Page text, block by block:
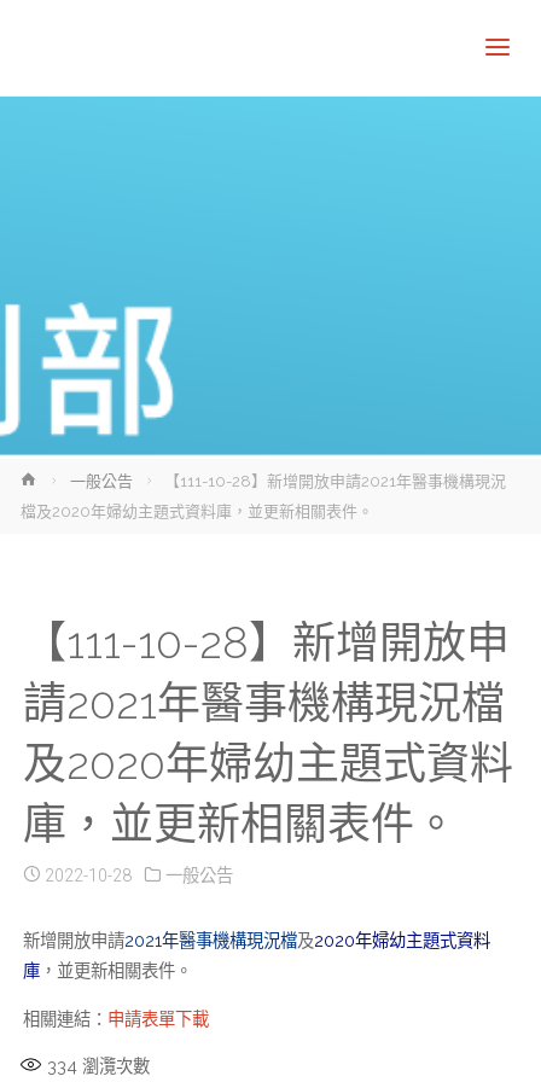
Home一般公告
【111-10-28】新增開放申請2021年醫事機構現況
檔及2020年婦幼主題式資料庫，並更新相關表件。
【111-10-28】新增開放申
請2021年醫事機構現況檔
及2020年婦幼主題式資料
庫，並更新相關表件。
2022-10-28 一般公告
新增開放申請2021年醫事機構現況檔及2020年婦幼主題式資料
庫，並更新相關表件。
相關連結： 申請表單下載
334瀏灠次數